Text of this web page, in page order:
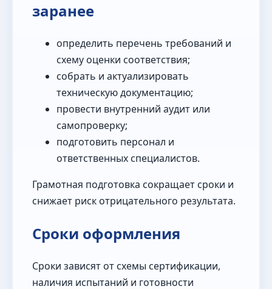
заранее
определить перечень требований и
схему оценки соответствия;
собрать и актуализировать
техническую документацию;
провести внутренний аудит или
самопроверку;
подготовить персонал и
ответственных специалистов.
Грамотная подготовка сокращает сроки и
снижает риск отрицательного результата.
Сроки оформления
Сроки зависят от схемы сертификации,
наличия испытаний и готовности